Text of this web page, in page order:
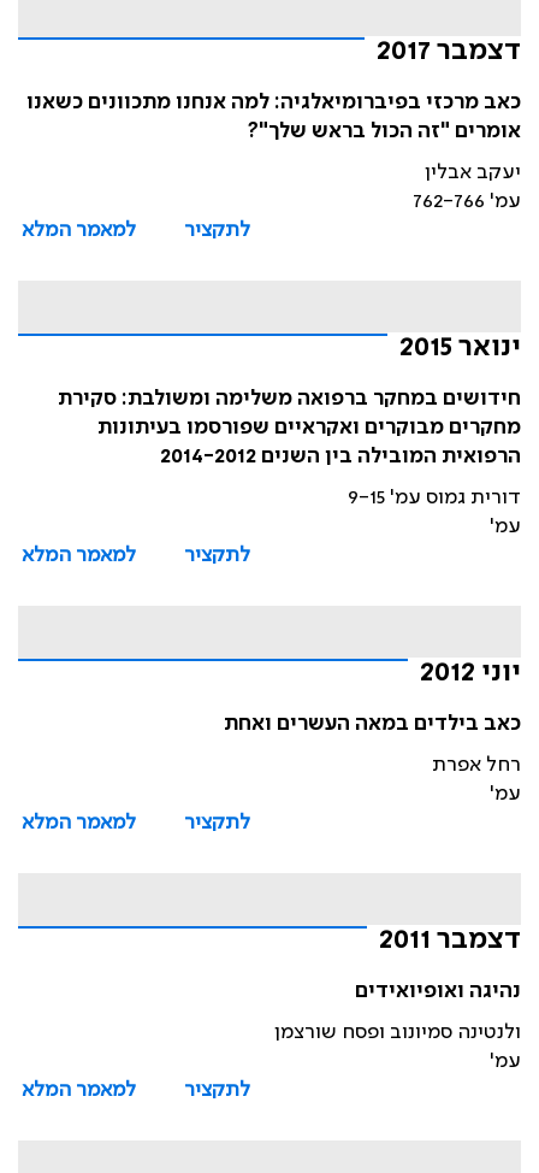
דצמבר 2017
כאב מרכזי בפיברומיאלגיה: למה אנחנו מתכוונים כשאנו
אומרים "זה הכול בראש שלך"?
יעקב אבלין
עמ' 762-766
לתקציר
למאמר המלא
ינואר 2015
חידושים במחקר ברפואה משלימה ומשולבת: סקירת
מחקרים מבוקרים ואקראיים שפורסמו בעיתונות
הרפואית המובילה בין השנים 2014-2012
דורית גמוס עמ' 9-15
עמ'
לתקציר
למאמר המלא
יוני 2012
כאב בילדים במאה העשרים ואחת
רחל אפרת
עמ'
לתקציר
למאמר המלא
דצמבר 2011
נהיגה ואופיואידים
ולנטינה סמיונוב ופסח שורצמן
עמ'
לתקציר
למאמר המלא